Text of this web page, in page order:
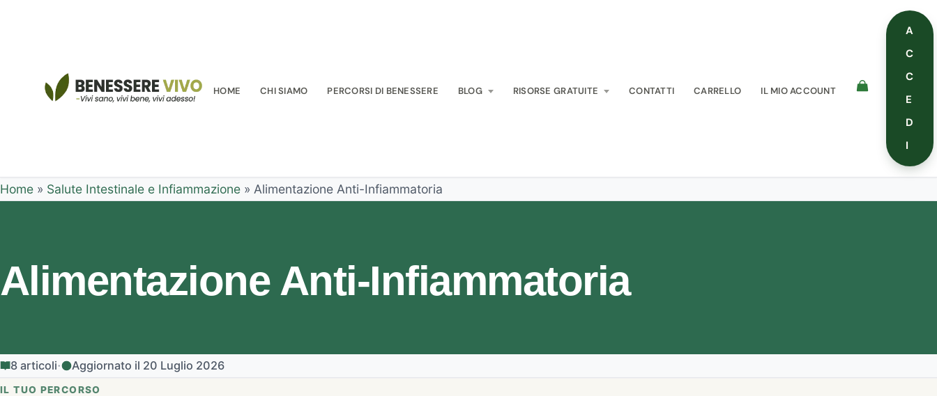
HOME CHI SIAMO PERCORSI DI BENESSERE BLOG RISORSE GRATUITE CONTATTI CARRELLO IL MIO ACCOUNT
A
C
C
E
D
I
Home » Salute Intestinale e Infiammazione » Alimentazione Anti-Infiammatoria
Alimentazione Anti-Infiammatoria
8 articoli· Aggiornato il 20 Luglio 2026
IL TUO PERCORSO